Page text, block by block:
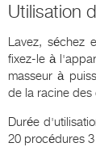
Utilisation
Lavez, séchez
fixez-le à
masseur à
de la racine des
Durée
20 procédures